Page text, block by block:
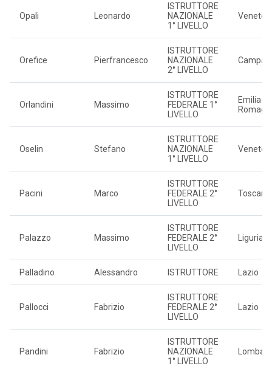
Opali Leonardo
ISTRUTTORE
NAZIONALE
1° LIVELLO
Veneto
Orefice Pierfrancesco
ISTRUTTORE
NAZIONALE
2° LIVELLO
Orlandini Massimo
ISTRUTTORE
FEDERALE 1°
LIVELLO
Emilia-
Oselin Stefano
ISTRUTTORE
NAZIONALE
1° LIVELLO
Veneto
Pacini Marco
ISTRUTTORE
FEDERALE 2°
LIVELLO
Toscana
Palazzo Massimo
ISTRUTTORE
FEDERALE 2°
LIVELLO
Liguria
Palladino Alessandro ISTRUTTORE Lazio
Pallocci Fabrizio
ISTRUTTORE
FEDERALE 2°
LIVELLO
Lazio
Pandini Fabrizio
ISTRUTTORE
NAZIONALE
1° LIVELLO